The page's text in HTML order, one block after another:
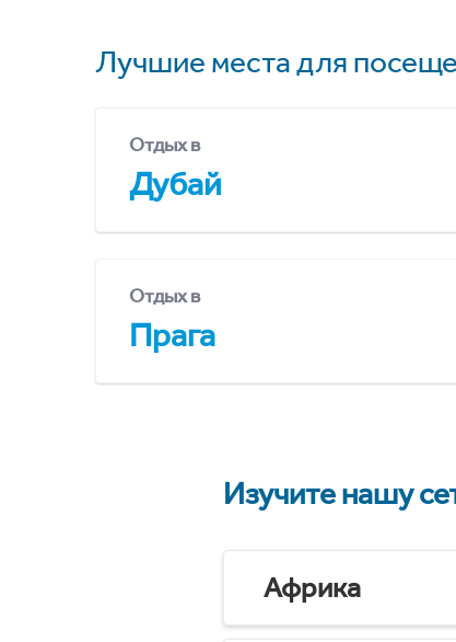
Лучшие места для
Отдых в
Дубай
Отдых в
Прага
Изучите нашу
Африка